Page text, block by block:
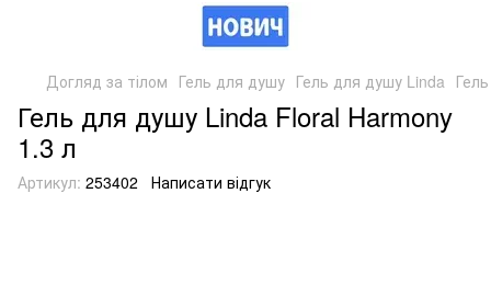
Догляд за тілом Гель для душу Гель для душу Linda
Гель для душу Linda Floral Harmony
1.3 л
Артикул: 253402 Написати відгук